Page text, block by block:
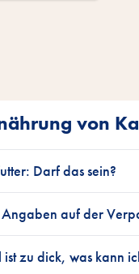
von
Darf das sein?
auf der
zu dick, was kann